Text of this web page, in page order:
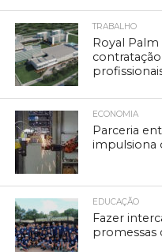
TRABALHO
Royal Palm
ECONOMIA
Parceria
impulsiona
EDUCAÇÃO
Fazer
promessas